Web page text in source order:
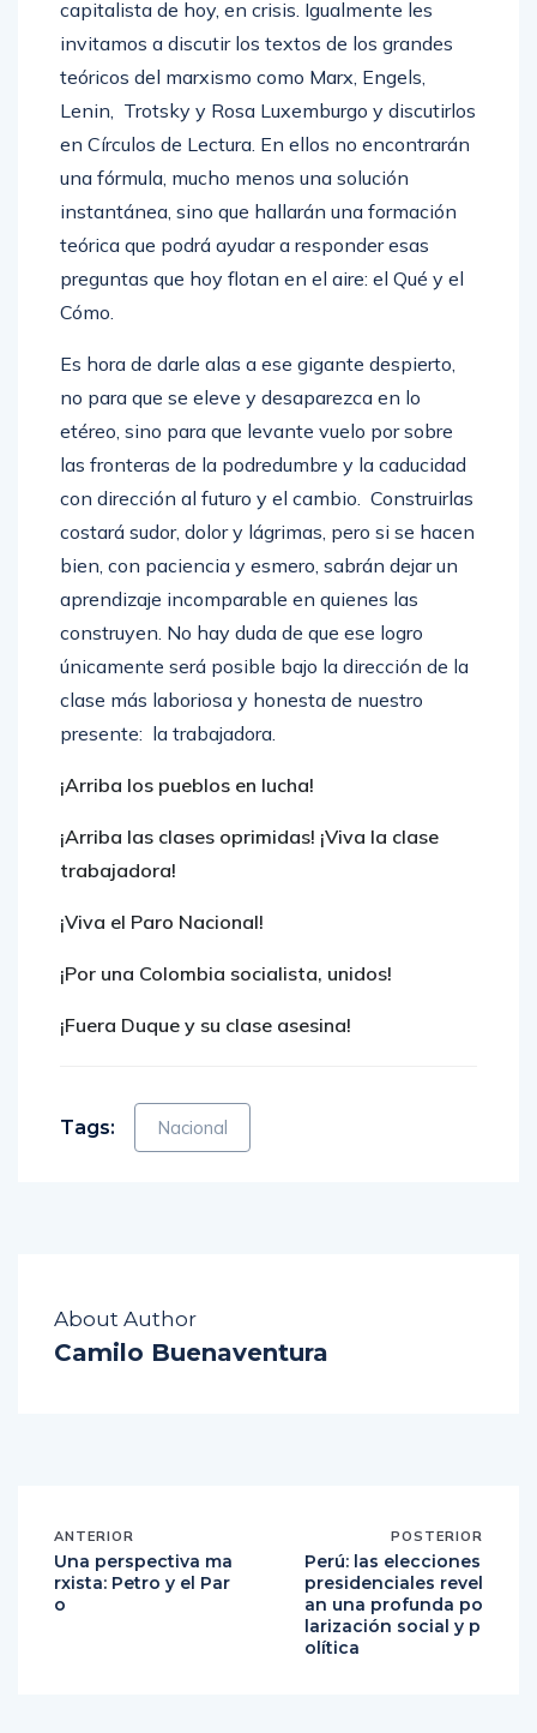
capitalista de hoy, en crisis. Igualmente les
invitamos a discutir los textos de los grandes
teóricos del marxismo como Marx, Engels,
Lenin, Trotsky y Rosa Luxemburgo y discutirlos
en Círculos de Lectura. En ellos no encontrarán
una fórmula, mucho menos una solución
instantánea, sino que hallarán una formación
teórica que podrá ayudar a responder esas
preguntas que hoy flotan en el aire: el Qué y el
Cómo.
Es hora de darle alas a ese gigante despierto,
no para que se eleve y desaparezca en lo
etéreo, sino para que levante vuelo por sobre
las fronteras de la podredumbre y la caducidad
con dirección al futuro y el cambio. Construirlas
costará sudor, dolor y lágrimas, pero si se hacen
bien, con paciencia y esmero, sabrán dejar un
aprendizaje incomparable en quienes las
construyen. No hay duda de que ese logro
únicamente será posible bajo la dirección de la
clase más laboriosa y honesta de nuestro
presente: la trabajadora.
¡Arriba los pueblos en lucha!
¡Arriba las clases oprimidas! ¡Viva la clase
trabajadora!
¡Viva el Paro Nacional!
¡Por una Colombia socialista, unidos!
¡Fuera Duque y su clase asesina!
Tags: Nacional
About Author
Camilo Buenaventura
ANTERIOR
Una perspectiva ma
rxista: Petro y el Par
o
POSTERIOR
Perú: las elecciones
presidenciales revel
an una profunda po
larización social y p
olítica